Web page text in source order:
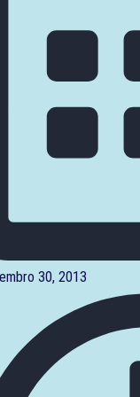
30, 2013